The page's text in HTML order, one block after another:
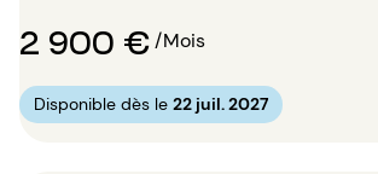
2 900 €/Mois
Disponible dès le 22 juil. 2027